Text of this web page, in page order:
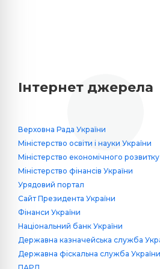
Інтернет джерела
Верховна Рада України
Міністерство освіти і науки України
Міністерство економічного розвитку
Міністерство фінансів України
Урядовий портал
Сайт Президента України
Фінанси України
Національний банк України
Державна казначейська служба
Державна фіскальна служба України